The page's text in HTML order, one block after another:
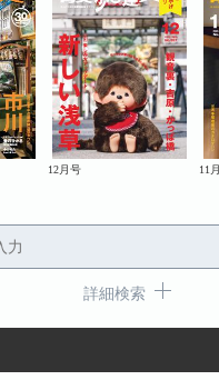
12月号 11
詳細検索